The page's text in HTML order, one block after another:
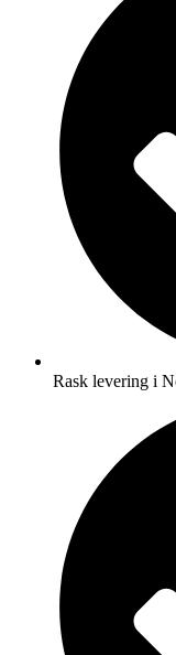
Rask levering i